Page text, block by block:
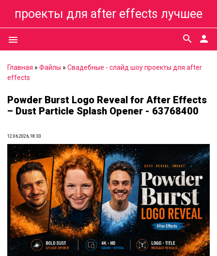
проекты для after effects лучшее
menu person
search
Главная » Файлы » Свадебные - слайд шоу проекты для after
effects
Powder Burst Logo Reveal for After Effects
– Dust Particle Splash Opener - 63768400
12.06.2026, 18:33